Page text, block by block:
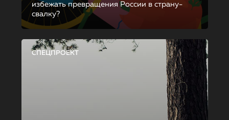
избежать превращения России в страну-
свалку?
СПЕЦПРОЕКТ